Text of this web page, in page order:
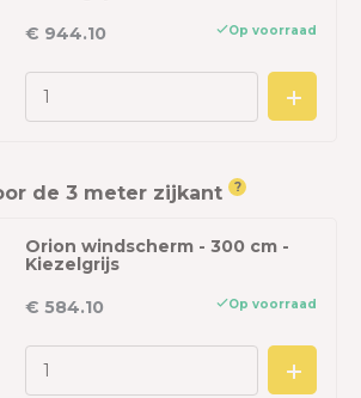
€ 944.10
Op voorraad
de 3 meter zijkant ?
Orion windscherm - 300 cm -
Kiezelgrijs
€ 584.10
Op voorraad